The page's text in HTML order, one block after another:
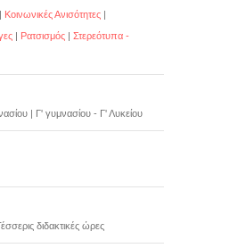
| Κοινωνικές Ανισότητες |
| Ρατσισμός | Στερεότυπα -
| Γ' γυμνασίου - Γ' Λυκείου
διδακτικές ώρες